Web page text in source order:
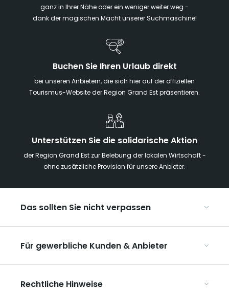
ganz in Ihrer Nähe oder ein weniger weiter weg -
dank der magischen Macht unserer Suchmaschine!
Buchen Sie Ihren Urlaub direkt
bei unseren Anbietern, die sich hier auf der offiziellen
Tourismus-Website der Region Grand Est präsentieren.
Unterstützen Sie die solidarische Aktion
der Region Grand Est zur Belebung der lokalen Wirtschaft -
ohne zusätzliche Provision für unsere Anbieter.
Das sollten Sie nicht verpassen
Die Weihnachtsmärkte im Grand Est
Ribeauvillé, zwischen Weinbergen und Bergen
Unsere UNESCO-Welterbestätten
Für gewerbliche Kunden & Anbieter
Rechtliche Hinweise